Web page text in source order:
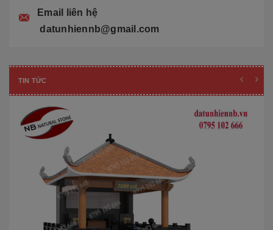
Email liên hệ
datunhiennb@gmail.com
TIN TỨC